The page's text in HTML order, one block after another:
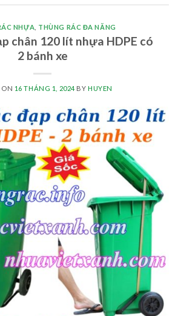
NHỰA THÙNG RÁC ĐA NĂNG
chân 120 lít nhựa HDPE có
2 bánh xe
ON 16 THÁNG 1, 2024BY HUYEN